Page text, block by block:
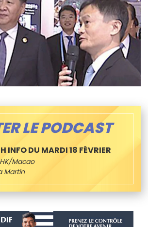
LE PODCAST
INFO DU MARDI 18 FÉVRIER
Macao
Martin